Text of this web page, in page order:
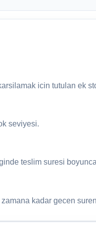
icin tutulan ek
seviyesi.
teslim suresi
kadar gecen